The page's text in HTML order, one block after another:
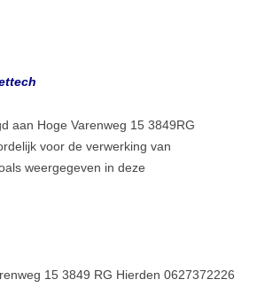
aan Hoge Varenweg 15 3849RG
voor de verwerking van
weergegeven in deze
15 3849 RG Hierden 0627372226